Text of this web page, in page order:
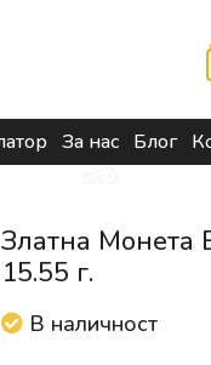
За нас Блог
Златна Монета
15.55 г.
В наличност